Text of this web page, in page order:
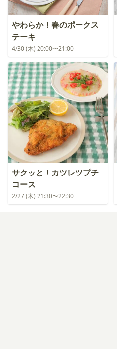
やわらか！春のポークス
テーキ
4/30 (木) 20:00〜21:00
サクッと！カツレツプチ
コース
2/27 (木) 21:30〜22:30